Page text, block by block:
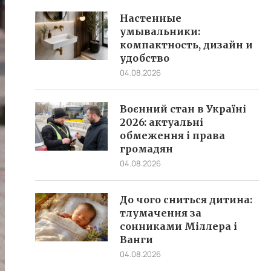
Настенные
умывальники:
компактность, дизайн и
удобство
04.08.2026
Воєнний стан в Україні
2026: актуальні
обмеження і права
громадян
04.08.2026
До чого сниться дитина:
тлумачення за
сонниками Міллера і
Ванги
04.08.2026